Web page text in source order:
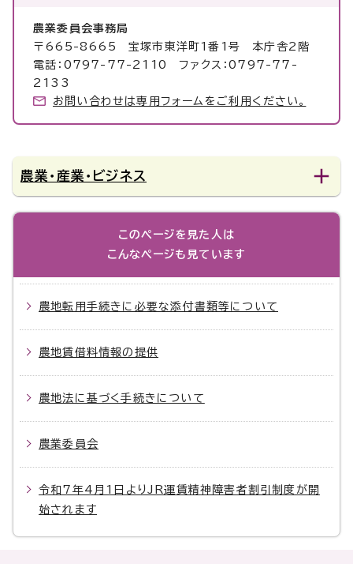
農業委員会事務局
〒665-8665 宝塚市東洋町1番1号 本庁舎2階
電話：0797-77-2110 ファクス：0797-77-
2133
お問い合わせは専用フォームをご利用ください。
農業・産業・ビジネス
このページを見た人は
こんなページも見ています
農地転用手続きに必要な添付書類等について
農地賃借料情報の提供
農地法に基づく手続きについて
農業委員会
令和7年4月1日よりJR運賃精神障害者割引制度が開
始されます